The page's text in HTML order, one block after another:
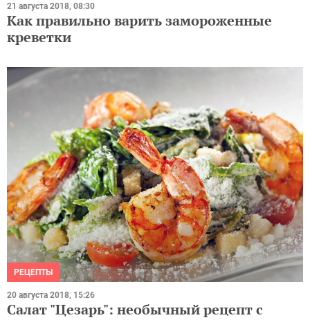
21 августа 2018, 08:30
Как правильно варить замороженные
креветки
РЕЦЕПТЫ
20 августа 2018, 15:26
Салат "Цезарь": необычный рецепт с